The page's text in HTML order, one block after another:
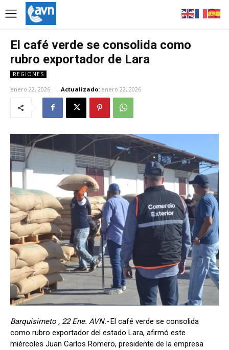
El café verde se consolida como
rubro exportador de Lara
REGIONES
enero 22, 2026 Actualizado: enero 22, 2026
Barquisimeto , 22 Ene. AVN.- El café verde se consolida
como rubro exportador del estado Lara, afirmó este
miércoles Juan Carlos Romero, presidente de la empresa